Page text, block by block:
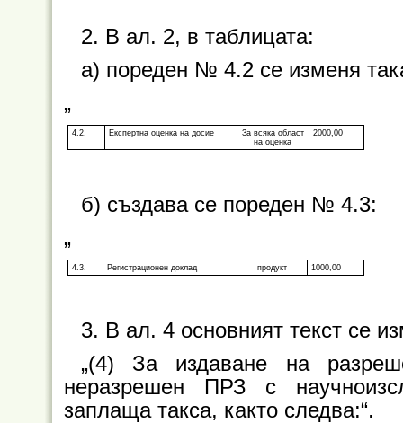
2. В ал. 2, в таблицата:
а) пореден № 4.2 се изменя
„
4.2. Експертна оценка на досие
За всяка област
на оценка
2000,00
б) създава се пореден № 4.3:
„
4.3. Регистрационен доклад продукт 1000,00
3. В ал. 4 основният текст се
„(4) За издаване на
неразрешен ПРЗ с
заплаща такса, както следва:“.